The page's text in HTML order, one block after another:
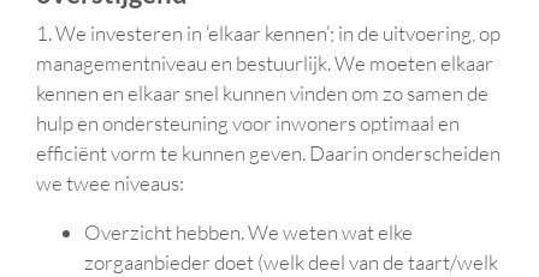
1. We investeren in ‘elkaar kennen’; in de uitvoering, op
managementniveau en bestuurlijk. We moeten elkaar
kennen en elkaar snel kunnen vinden om zo samen de
hulp en ondersteuning voor inwoners optimaal en
efficiënt vorm te kunnen geven. Daarin onderscheiden
we twee niveaus:
Overzicht hebben. We weten wat elke
zorgaanbieder doet (welk deel van de taart/welk